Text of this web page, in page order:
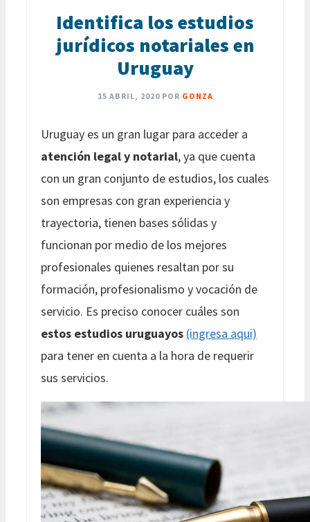
Identifica los estudios
jurídicos notariales en
Uruguay
15 ABRIL, 2020 POR GONZA
Uruguay es un gran lugar para acceder a
atención legal y notarial, ya que cuenta
con un gran conjunto de estudios, los cuales
son empresas con gran experiencia y
trayectoria, tienen bases sólidas y
funcionan por medio de los mejores
profesionales quienes resaltan por su
formación, profesionalismo y vocación de
servicio. Es preciso conocer cuáles son
estos estudios uruguayos (ingresa aqui)
para tener en cuenta a la hora de requerir
sus servicios.